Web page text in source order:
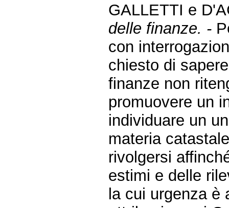
GALLETTI e
delle finanze. -
con
chiesto di
finanze non
promuovere un
individuare un
materia
rivolgersi
estimi e delle
la cui urgenza è